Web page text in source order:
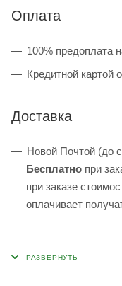
Оплата
100% предоплата
Кредитной картой
Доставка
Новой Почтой (до
Бесплатно при
при заказе
оплачивает